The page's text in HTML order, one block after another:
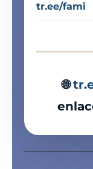
tr.ee/fami
🌐